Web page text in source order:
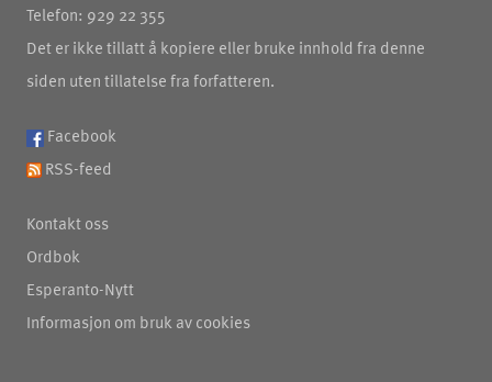
Telefon: 929 22 355
Det er ikke tillatt å kopiere eller bruke innhold fra denne
siden uten tillatelse fra forfatteren.
Facebook
RSS-feed
Kontakt oss
Ordbok
Esperanto-Nytt
Informasjon om bruk av cookies